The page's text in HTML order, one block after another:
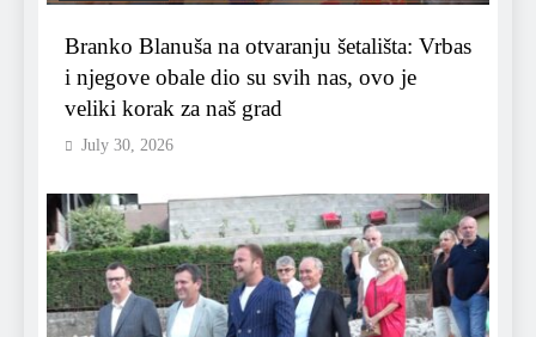
Branko Blanuša na otvaranju šetališta: Vrbas
i njegove obale dio su svih nas, ovo je
veliki korak za naš grad
July 30, 2026